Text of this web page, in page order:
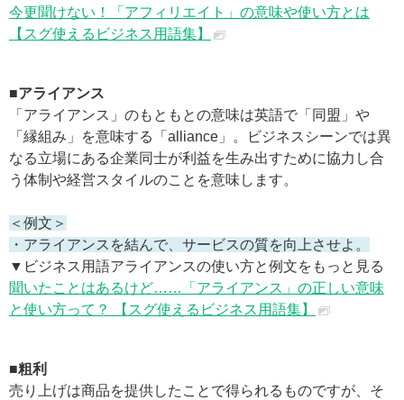
今更聞けない！「アフィリエイト」の意味や使い方とは
【スグ使えるビジネス用語集】
■アライアンス
「アライアンス」のもともとの意味は英語で「同盟」や
「縁組み」を意味する「alliance」。ビジネスシーンでは異
なる立場にある企業同士が利益を生み出すために協力し合
う体制や経営スタイルのことを意味します。
＜例文＞
・アライアンスを結んで、サービスの質を向上させよ。
▼ビジネス用語アライアンスの使い方と例文をもっと見る
聞いたことはあるけど……「アライアンス」の正しい意味
と使い方って？ 【スグ使えるビジネス用語集】
■粗利
売り上げは商品を提供したことで得られるものですが、そ